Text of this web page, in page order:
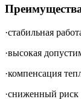
·стабильная
·высокая
·компенсация
·сниженный риск